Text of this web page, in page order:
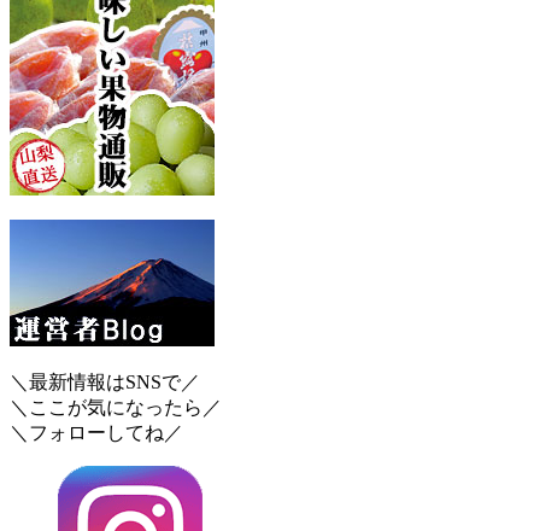
＼最新情報はSNSで／
＼ここが気になったら／
＼フォローしてね／